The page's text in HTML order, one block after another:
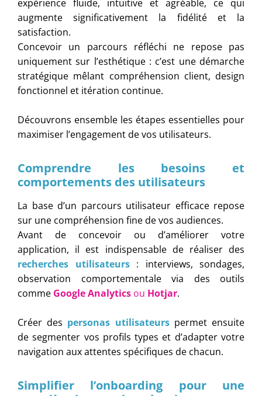
expérience fluide, intuitive et agréable, ce qui
augmente significativement la fidélité et la
satisfaction.
Concevoir un parcours réfléchi ne repose pas
uniquement sur l’esthétique : c’est une démarche
stratégique mêlant compréhension client, design
fonctionnel et itération continue.
Découvrons ensemble les étapes essentielles pour
maximiser l’engagement de vos utilisateurs.
Comprendre les besoins et
comportements des utilisateurs
La base d’un parcours utilisateur efficace repose
sur une compréhension fine de vos audiences.
Avant de concevoir ou d’améliorer votre
application, il est indispensable de réaliser des
recherches utilisateurs : interviews, sondages,
observation comportementale via des outils
comme Google Analytics ou Hotjar.
Créer des personas utilisateurs permet ensuite
de segmenter vos profils types et d’adapter votre
navigation aux attentes spécifiques de chacun.
Simplifier l’onboarding pour une